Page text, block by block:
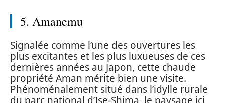
5. Amanemu
Signalée comme l’une des ouvertures les
plus excitantes et les plus luxueuses de ces
dernières années au Japon, cette chaude
propriété Aman mérite bien une visite.
Phénoménalement situé dans l’idylle rurale